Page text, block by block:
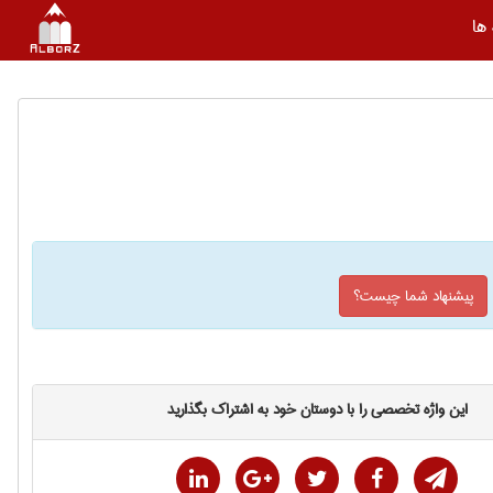
پیشنهاد شما چیست؟
این واژه تخصصی را با دوستان خود به اشتراک بگذارید